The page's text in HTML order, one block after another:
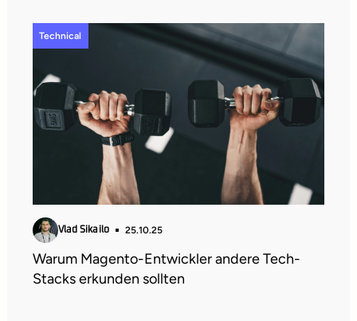
Technical
Vlad Sikailo 25.10.25
Warum Magento-Entwickler andere Tech-
Stacks erkunden sollten